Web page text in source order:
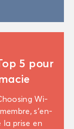
5 pour
Wi­
s’en­
la prise en